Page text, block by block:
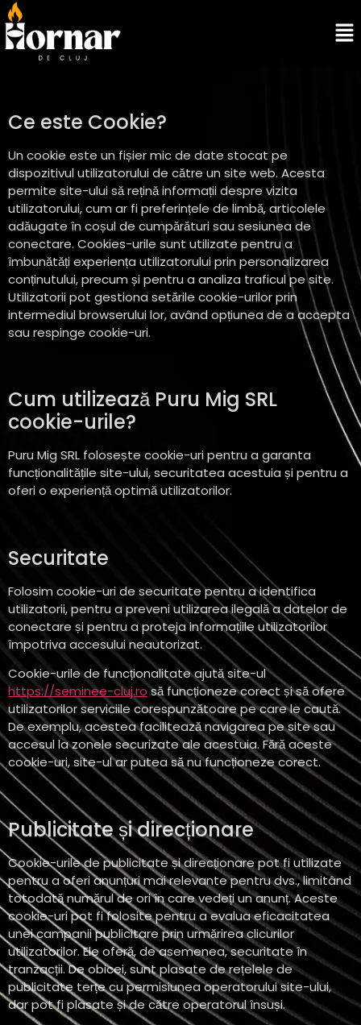
Ce este Cookie?
Un cookie este un fișier mic de date stocat pe
dispozitivul utilizatorului de către un site web. Acesta
permite site-ului să rețină informații despre vizita
utilizatorului, cum ar fi preferințele de limbă, articolele
adăugate în coșul de cumpărături sau sesiunea de
conectare. Cookies-urile sunt utilizate pentru a
îmbunătăți experiența utilizatorului prin personalizarea
conținutului, precum și pentru a analiza traficul pe site.
Utilizatorii pot gestiona setările cookie-urilor prin
intermediul browserului lor, având opțiunea de a accepta
sau respinge cookie-uri.
Cum utilizează Puru Mig SRL
cookie-urile?
Puru Mig SRL folosește cookie-uri pentru a garanta
funcționalitățile site-ului, securitatea acestuia și pentru a
oferi o experiență optimă utilizatorilor.
Securitate
Folosim cookie-uri de securitate pentru a identifica
utilizatorii, pentru a preveni utilizarea ilegală a datelor de
conectare și pentru a proteja informațiile utilizatorilor
împotriva accesului neautorizat.
Cookie-urile de funcționalitate ajută site-ul
https://seminee-cluj.rosă funcționeze corect și să ofere
utilizatorilor serviciile corespunzătoare pe care le caută.
De exemplu, acestea facilitează navigarea pe site sau
accesul la zonele securizate ale acestuia. Fără aceste
cookie-uri, site-ul ar putea să nu funcționeze corect.
Publicitate și direcționare
Cookie-urile de publicitate și direcționare pot fi utilizate
pentru a oferi anunțuri mai relevante pentru dvs., limitând
totodată numărul de ori în care vedeți un anunț. Aceste
cookie-uri pot fi folosite pentru a evalua eficacitatea
unei campanii publicitare prin urmărirea clicurilor
utilizatorilor. Ele oferă, de asemenea, securitate în
tranzacții. De obicei, sunt plasate de rețelele de
publicitate terțe cu permisiunea operatorului site-ului,
dar pot fi plasate și de către operatorul însuși.